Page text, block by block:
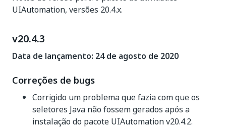
UIAutomation, versões 20.4.x.
v20.4.3
Data de lançamento: 24 de agosto de 2020
Correções de bugs
Corrigido um problema que fazia com que os
seletores Java não fossem gerados após a
instalação do pacote UIAutomation v20.4.2.